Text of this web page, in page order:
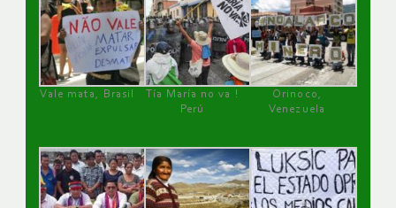
Vale mata, Brasil
Tía María no va !
Perú
Orinoco,
Venezuela